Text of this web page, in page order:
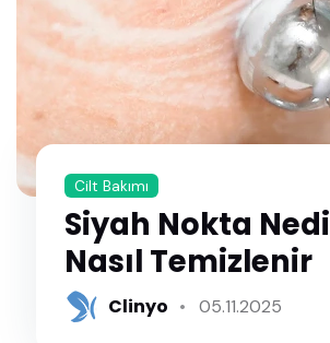
Cilt Bakımı
Siyah Nokta
Nasıl Temizlenir
Clinyo 05.11.2025